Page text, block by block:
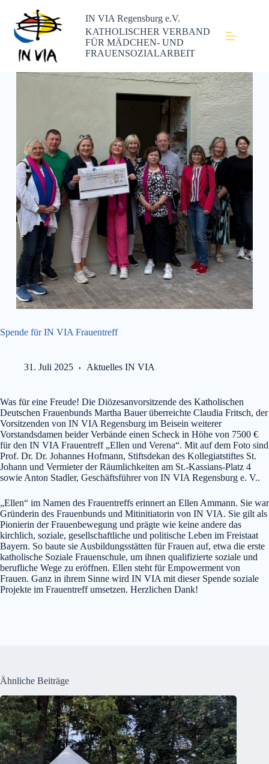
IN VIA Regensburg e.V.
KATHOLISCHER VERBAND
FÜR MÄDCHEN- UND
FRAUENSOZIALARBEIT
Spende für IN VIA Frauentreff
31. Juli 2025 Aktuelles IN VIA
Was für eine Freude! Die Diözesanvorsitzende des Katholischen
Deutschen Frauenbunds Martha Bauer überreichte Claudia Fritsch, der
Vorsitzenden von IN VIA Regensburg im Beisein weiterer
Vorstandsdamen beider Verbände einen Scheck in Höhe von 7500 €
für den IN VIA Frauentreff „Ellen und Verena“. Mit auf dem Foto sind
Prof. Dr. Dr. Johannes Hofmann, Stiftsdekan des Kollegiatstiftes St.
Johann und Vermieter der Räumlichkeiten am St.-Kassians-Platz 4
sowie Anton Stadler, Geschäftsführer von IN VIA Regensburg e. V..
„Ellen“ im Namen des Frauentreffs erinnert an Ellen Ammann. Sie war
Gründerin des Frauenbunds und Mitinitiatorin von IN VIA. Sie gilt als
Pionierin der Frauenbewegung und prägte wie keine andere das
kirchlich, soziale, gesellschaftliche und politische Leben im Freistaat
Bayern. So baute sie Ausbildungsstätten für Frauen auf, etwa die erste
katholische Soziale Frauenschule, um ihnen qualifizierte soziale und
berufliche Wege zu eröffnen. Ellen steht für Empowerment von
Frauen. Ganz in ihrem Sinne wird IN VIA mit dieser Spende soziale
Projekte im Frauentreff umsetzen. Herzlichen Dank!
Ähnliche Beiträge